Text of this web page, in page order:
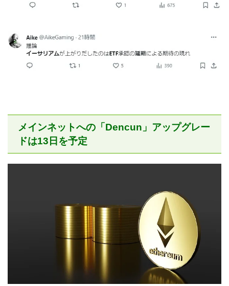
メインネットへの「Dencun」アップグレー
ドは13日を予定